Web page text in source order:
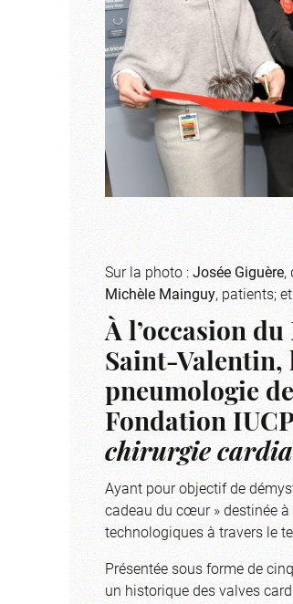
Sur la photo :Josée Giguère,
Michèle Mainguy, patients;
À l’occasion
Saint-Valentin,
pneumologie
Fondation
chirurgie
Ayant pour objectif de
cadeau du cœur » destinée à
technologiques à travers le
Présentée sous forme de
un historique des valves